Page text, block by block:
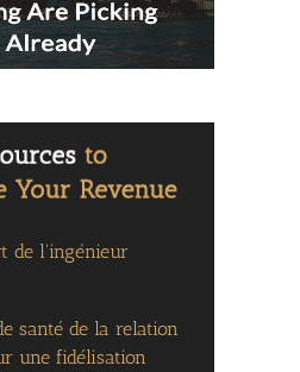
de l'ingénieur
santé de la relation
une fidélisation